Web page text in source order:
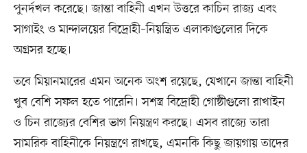
পুনর্দখল করেছে। জান্তা বাহিনী এখন উত্তরে কাচিন রাজ্য এবং
সাগাইং ও মান্দালয়ের বিদ্রোহী–নিয়ন্ত্রিত এলাকাগুলোর দিকে
অগ্রসর হচ্ছে।
তবে মিয়ানমারের এমন অনেক অংশ রয়েছে, যেখানে জান্তা বাহিনী
খুব বেশি সফল হতে পারেনি। সশস্ত্র বিদ্রোহী গোষ্ঠীগুলো রাখাইন
ও চিন রাজ্যের বেশির ভাগ নিয়ন্ত্রণ করছে। এসব রাজ্যে তারা
সামরিক বাহিনীকে নিয়ন্ত্রণে রাখছে, এমনকি কিছু জায়গায় তাদের